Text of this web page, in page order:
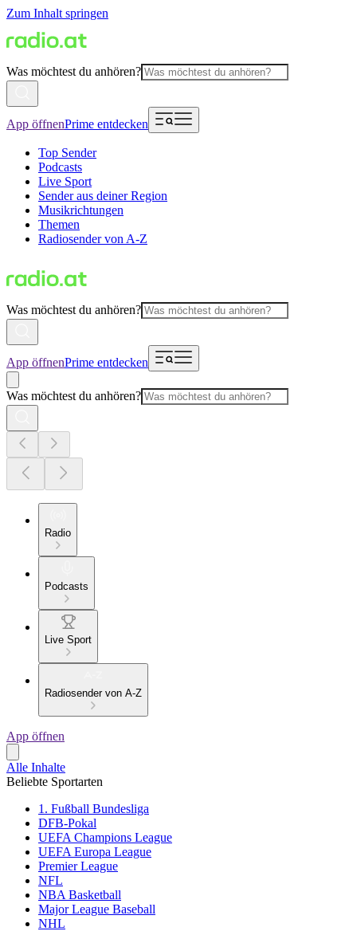
Zum Inhalt springen
Was möchtest du anhören?
App öffnenPrime entdecken
Top Sender
Podcasts
Live Sport
Sender aus deiner Region
Musikrichtungen
Themen
Radiosender von A-Z
Was möchtest du anhören?
App öffnenPrime entdecken
Was möchtest du anhören?
Radio
Podcasts
Live Sport
Radiosender von A-Z
App öffnen
Alle Inhalte
Beliebte Sportarten
1. Fußball Bundesliga
DFB-Pokal
UEFA Champions League
UEFA Europa League
Premier League
NFL
NBA Basketball
Major League Baseball
NHL